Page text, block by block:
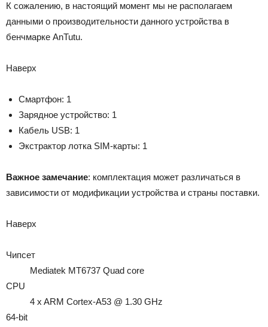
К сожалению, в настоящий момент мы не располагаем
данными о производительности данного устройства в
бенчмарке AnTutu.
Наверх
Смартфон: 1
Зарядное устройство: 1
Кабель USB: 1
Экстрактор лотка SIM-карты: 1
Важное замечание: комплектация может различаться в
зависимости от модификации устройства и страны поставки.
Наверх
Чипсет
Mediatek MT6737 Quad core
CPU
4 x ARM Cortex-A53 @ 1.30 GHz
64-bit